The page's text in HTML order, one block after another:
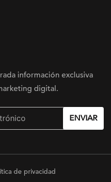
información exclusiva
digital.
ENVIAR
de privacidad